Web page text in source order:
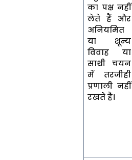
का पक्ष नहीं
लेते हैं और
अनियमित
या शून्य
विवाह या
साथी चयन
में तरजीही
प्रणाली नहीं
रखते हैं।